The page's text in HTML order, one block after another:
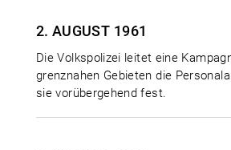
2. AUGUST 1961
Die Volkspolizei leitet eine
grenznahen Gebieten die
sie vorübergehend fest.